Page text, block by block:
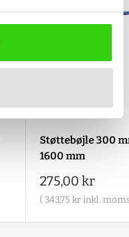
Støttebøjle 300
1600 mm
Salgspris
275,00 kr
( 343,75 krinkl.